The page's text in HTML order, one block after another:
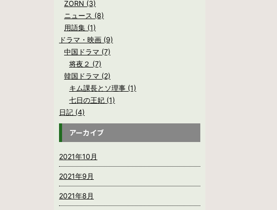
ZORN (3)
ニュース (8)
用語集 (1)
ドラマ・映画 (9)
中国ドラマ (7)
将夜２ (7)
韓国ドラマ (2)
キム課長とソ理事 (1)
七日の王妃 (1)
日記 (4)
アーカイブ
2021年10月
2021年9月
2021年8月